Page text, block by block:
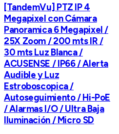
[TandemVu] PTZ IP 4
Megapixel con Cámara
Panoramica 6 Megapixel /
25X Zoom / 200 mts IR /
30 mts Luz Blanca /
ACUSENSE / IP66 / Alerta
Audible y Luz
Estroboscopica /
Autoseguimiento / Hi-PoE
/ Alarmas I/O / Ultra Baja
Iluminación / Micro SD